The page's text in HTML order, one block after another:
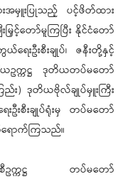
ားအမှူးပြုသည့် ပင့်ဖိတ်ထား
ြှင့်တော်မူကြပြီး နိုင်ငံတော်
ေးဦးစီးချုပ်၊ ဇနီးတို့နှင့်
ဥက္ကဋ္ဌ ဒုတိယတပ်မတော်
ည်း) ဒုတိယဗိုလ်ချုပ်မှူးကြီး
ဦးစီးချုပ်ရုံးမှ တပ်မတော်
က်ရောက်ကြသည်။
စီဥက္ကဋ္ဌ တပ်မတော်